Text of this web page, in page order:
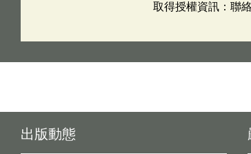
取得授權資訊：聯
出版動態